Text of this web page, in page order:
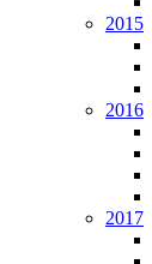
2015
2016
2017